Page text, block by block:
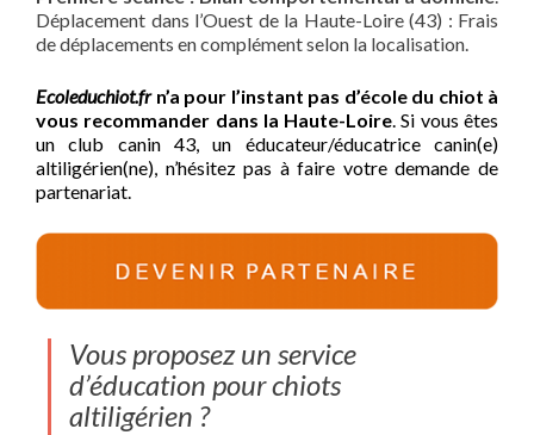
Déplacement dans l’Ouest de la Haute-Loire (43) : Frais
de déplacements en complément selon la localisation.
Ecoleduchiot.frn’a pour l’instant pas d’école du chiot à
vous recommander dans la Haute-Loire. Si vous êtes
un club canin 43, un éducateur/éducatrice canin(e)
altiligérien(ne), n’hésitez pas à faire votre demande de
partenariat.
Vous proposez un service
d’éducation pour chiots
altiligérien ?